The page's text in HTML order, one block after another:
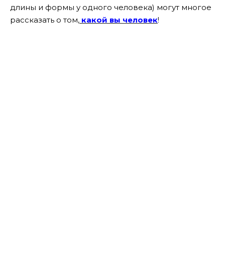
длины и формы у одного человека) могут многое
рассказать о том, какой вы человек!